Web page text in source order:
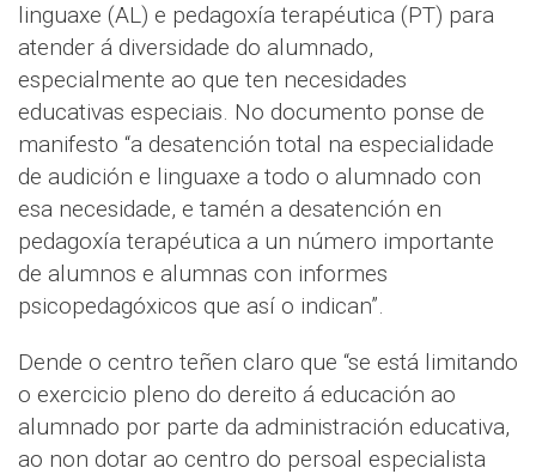
linguaxe (AL) e pedagoxía terapéutica (PT) para
atender á diversidade do alumnado,
especialmente ao que ten necesidades
educativas especiais. No documento ponse de
manifesto “a desatención total na especialidade
de audición e linguaxe a todo o alumnado con
esa necesidade, e tamén a desatención en
pedagoxía terapéutica a un número importante
de alumnos e alumnas con informes
psicopedagóxicos que así o indican”.
Dende o centro teñen claro que “se está limitando
o exercicio pleno do dereito á educación ao
alumnado por parte da administración educativa,
ao non dotar ao centro do persoal especialista